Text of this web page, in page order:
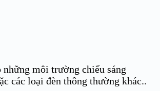
môi trường chiếu sáng
các loại đèn thông thường khác..